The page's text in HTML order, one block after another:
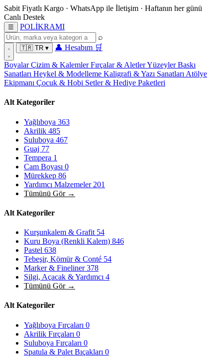
Sabit Fiyatlı Kargo · WhatsApp ile İletişim · Haftanın her günü
Canlı Destek
☰ POLİKRAMI
⌕
🇹🇷 TR ▾ 👤 Hesabım 🛒
BoyalarÇizim & KalemlerFırçalar & AletlerYüzeylerBaskı
Sanatları Heykel & Modelleme Kaligrafi & Yazı Sanatları Atölye
Ekipmanı Çocuk & Hobi Setler & Hediye Paketleri
Alt Kategoriler
Yağlıboya 363
Akrilik 485
Suluboya 467
Guaj 77
Tempera 1
Cam Boyası 0
Mürekkep 86
Yardımcı Malzemeler 201
Tümünü Gör →
Alt Kategoriler
Kurşunkalem & Grafit 54
Kuru Boya (Renkli Kalem) 846
Pastel 638
Tebeşir, Kömür & Conté 54
Marker & Fineliner378
Silgi, Açacak & Yardımcı 4
Tümünü Gör →
Alt Kategoriler
Yağlıboya Fırçaları 0
Akrilik Fırçaları 0
Suluboya Fırçaları 0
Spatula & Palet Bıçakları 0